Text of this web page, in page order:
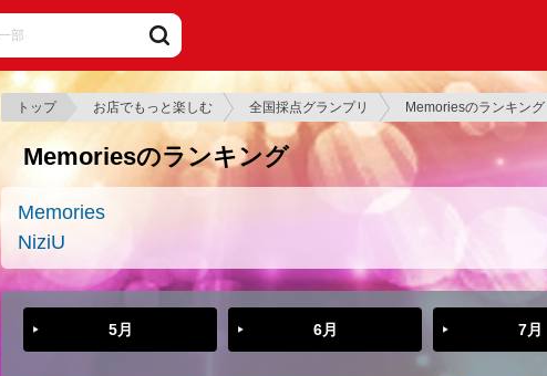
トップ お店でもっと楽しむ 全国採点グランプリ Memoriesのランキング
Memoriesのランキング
Memories
NiziU
5月 6月 7月